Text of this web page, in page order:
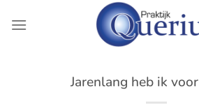
naar
Jarenlang heb ik